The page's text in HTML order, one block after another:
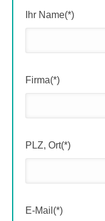
Ihr Name(*)
Firma(*)
PLZ, Ort(*)
E-Mail(*)